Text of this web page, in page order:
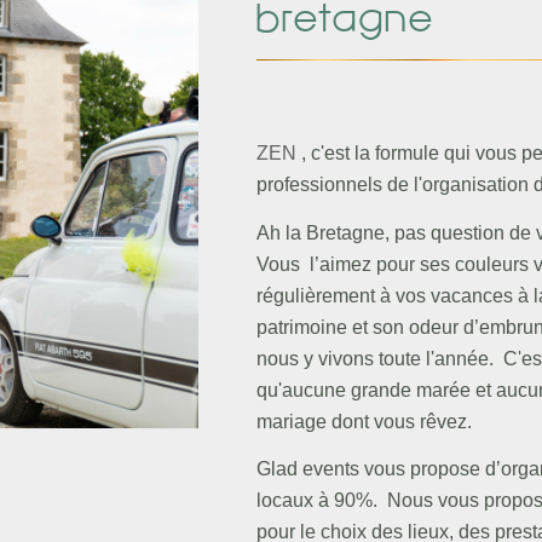
bretagne
ZEN , c'est la formule qui vous
professionnels de l'organisation
Ah la Bretagne, pas question de
Vous l’aimez pour ses couleurs
régulièrement à vos vacances à
patrimoine et son odeur
nous y vivons toute l'année.
qu'aucune grande marée et
mariage dont vous rêvez.
Glad events vous propose
locaux à 90%. Nous vous
pour le choix des lieux, des